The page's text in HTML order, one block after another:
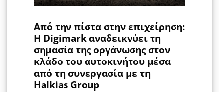
Από την πίστα στην επιχείρηση:
Η Digimark αναδεικνύει τη
σημασία της οργάνωσης στον
κλάδο του αυτοκινήτου μέσα
από τη συνεργασία με τη
Halkias Group